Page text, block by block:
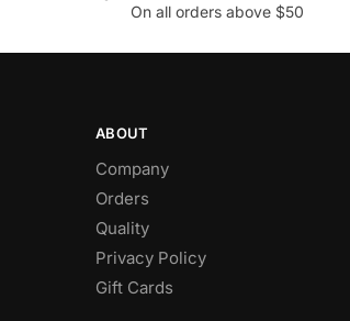
On all orders above $50
ABOUT
Company
Orders
Quality
Privacy Policy
Gift Cards